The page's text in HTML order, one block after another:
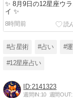
✨ 8月9日の12星座ウ
イ ✨
8時間前
#占星術 #占い #
#12星座占い
2141323
週間IN:10 週間OUT: